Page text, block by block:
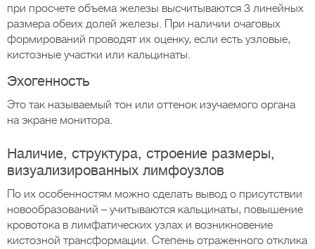
при просчете объема железы высчитываются 3 линейных
размера обеих долей железы. При наличии очаговых
формирований проводят их оценку, если есть узловые,
кистозные участки или кальцинаты.
Эхогенность
Это так называемый тон или оттенок изучаемого органа
на экране монитора.
Наличие, структура, строение размеры,
визуализированных лимфоузлов
По их особенностям можно сделать вывод о присутствии
новообразований – учитываются кальцинаты, повышение
кровотока в лимфатических узлах и возникновение
кистозной трансформации. Степень отраженного отклика